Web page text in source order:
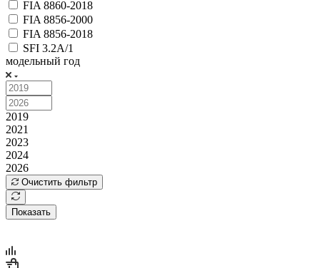
FIA 8860-2018
FIA 8856-2000
FIA 8856-2018
SFI 3.2A/1
модельный год
2019
2021
2023
2024
2026
Очистить фильтр
Показать